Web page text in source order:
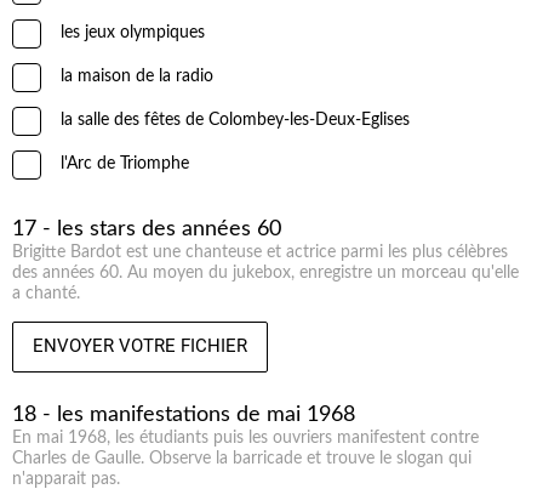
les jeux olympiques
la maison de la radio
la salle des fêtes de Colombey-les-Deux-Eglises
l'Arc de Triomphe
17 - les stars des années 60
Brigitte Bardot est une chanteuse et actrice parmi les plus célèbres
des années 60. Au moyen du jukebox, enregistre un morceau qu'elle
a chanté.
ENVOYER VOTRE FICHIER
18 - les manifestations de mai 1968
En mai 1968, les étudiants puis les ouvriers manifestent contre
Charles de Gaulle. Observe la barricade et trouve le slogan qui
n'apparait pas.